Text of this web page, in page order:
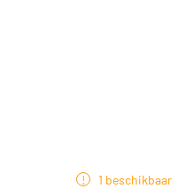
1 beschikbaar